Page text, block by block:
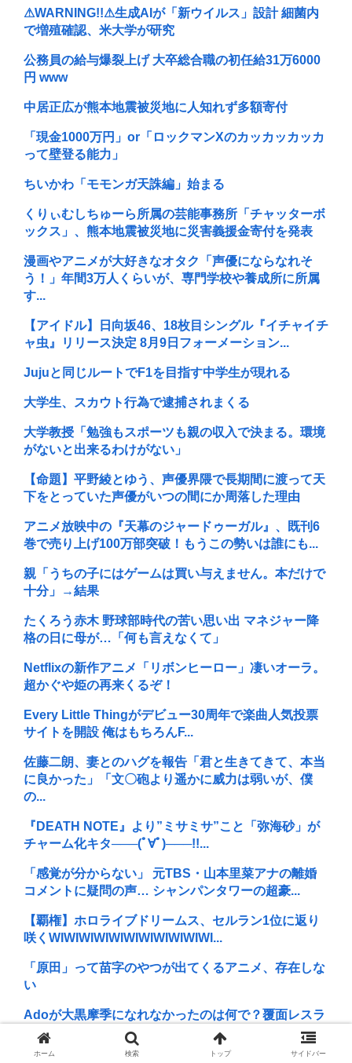
⚠WARNING!!⚠生成AIが「新ウイルス」設計 細菌内
で増殖確認、米大学が研究
公務員の給与爆裂上げ 大卒総合職の初任給31万6000
円 www
中居正広が熊本地震被災地に人知れず多額寄付
「現金1000万円」or「ロックマンXのカッカッカッカ
って壁登る能力」
ちいかわ「モモンガ天誅編」始まる
くりぃむしちゅーら所属の芸能事務所「チャッターボ
ックス」、熊本地震被災地に災害義援金寄付を発表
漫画やアニメが大好きなオタク「声優にならなれそ
う！」年間3万人くらいが、専門学校や養成所に所属
す...
【アイドル】日向坂46、18枚目シングル『イチャイチ
ャ虫』リリース決定 8月9日フォーメーション...
Jujuと同じルートでF1を目指す中学生が現れる
大学生、スカウト行為で逮捕されまくる
大学教授「勉強もスポーツも親の収入で決まる。環境
がないと出来るわけがない」
【命題】平野綾とゆう、声優界隈で長期間に渡って天
下をとっていた声優がいつの間にか周落した理由
アニメ放映中の『天幕のジャードゥーガル』、既刊6
巻で売り上げ100万部突破！もうこの勢いは誰にも...
親「うちの子にはゲームは買い与えません。本だけで
十分」→結果
たくろう赤木 野球部時代の苦い思い出 マネジャー降
格の日に母が…「何も言えなくて」
Netflixの新作アニメ「リボンヒーロー」凄いオーラ。
超かぐや姫の再来くるぞ！
Every Little Thingがデビュー30周年で楽曲人気投票
サイトを開設 俺はもちろんF...
佐藤二朗、妻とのハグを報告「君と生きてきて、本当
に良かった」「文〇砲より遥かに威力は弱いが、僕
の...
『DEATH NOTE』より”ミサミサ”こと「弥海砂」が
チャーム化キタ───(ﾟ∀ﾟ)───!!...
「感覚が分からない」 元TBS・山本里菜アナの離婚
コメントに疑問の声… シャンパンタワーの超豪...
【覇権】ホロライブドリームス、セルラン1位に返り
咲くWIWIWIWIWIWIWIWIWIWIWI...
「原田」って苗字のやつが出てくるアニメ、存在しな
い
Adoが大黒摩季になれなかったのは何で？覆面レスラ
ーは難しいよね
ホーム 検索 トップ サイドバー